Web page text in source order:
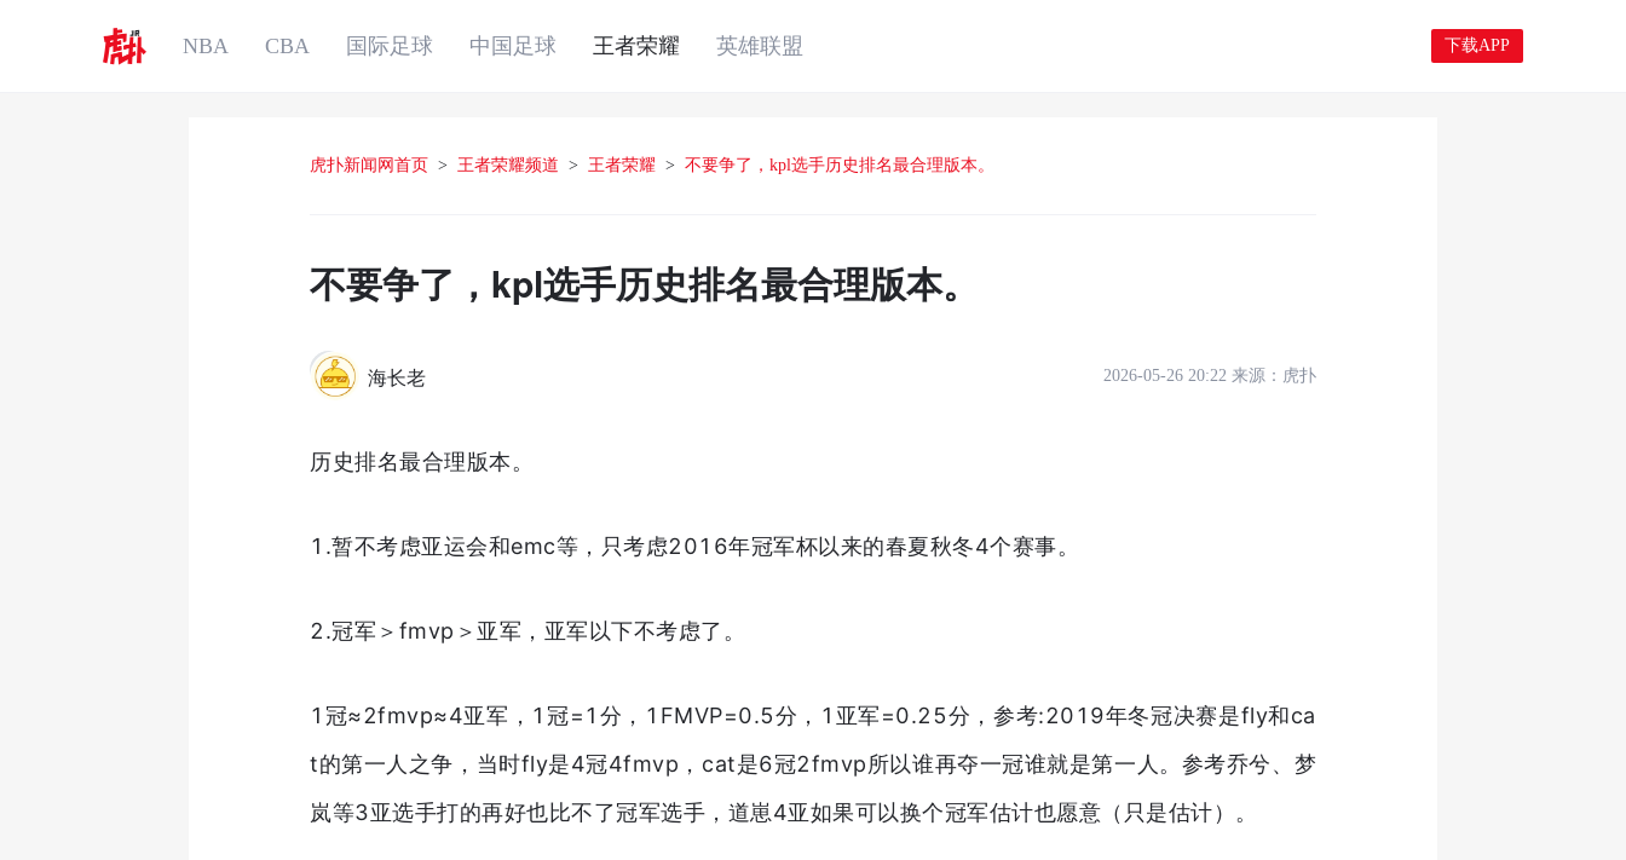
NBA CBA 国际足球 中国足球 王者荣耀 英雄联盟 下载APP
虎扑新闻网首页 > 王者荣耀频道 > 王者荣耀 > 不要争了，kpl选手历史排名最合理版本。
不要争了，kpl选手历史排名最合理版本。
海长老 2026-05-26 20:22 来源： 虎扑
历史排名最合理版本。
1.暂不考虑亚运会和emc等，只考虑2016年冠军杯以来的春夏秋冬4个赛事。
2.冠军＞fmvp＞亚军，亚军以下不考虑了。
1冠≈2fmvp≈4亚军，1冠=1分，1FMVP=0.5分，1亚军=0.25分，参考:2019年冬冠决赛是fly和ca
t的第一人之争，当时fly是4冠4fmvp，cat是6冠2fmvp所以谁再夺一冠谁就是第一人。参考乔兮、梦
岚等3亚选手打的再好也比不了冠军选手，道崽4亚如果可以换个冠军估计也愿意（只是估计）。